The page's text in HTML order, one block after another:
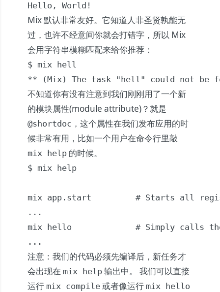
Hello, World!
Mix 默认非常友好。它知道人非圣贤孰能无
过，也许不经意间你就会打错字，所以 Mix
会用字符串模糊匹配来给你推荐：
$ mix hell
** (Mix) The task "hell" could not be
不知道你有没有注意到我们刚刚用了一个新
的模块属性(module attribute)？就是
@shortdoc ，这个属性在我们发布应用的时
候非常有用，比如一个用户在命令行里敲
mix help 的时候。
$ mix help
mix app.start         # Starts all
...
mix hello             # Simply calls
...
注意：我们的代码必须先编译后，新任务才
会出现在 mix help 输出中。 我们可以直接
运行 mix compile 或者像运行 mix hello